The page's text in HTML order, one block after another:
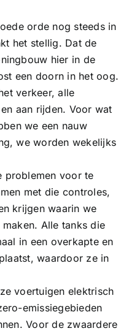
orde nog steeds in
het stellig. Dat de
hier in de
een doorn in het oog.
verkeer, alle
aan rijden. Voor wat
we een nauw
we worden wekelijks
problemen voor te
met die controles,
krijgen waarin we
Alle tanks die
in een overkapte en
waardoor ze in
voertuigen elektrisch
emissiegebieden
Voor de zwaardere